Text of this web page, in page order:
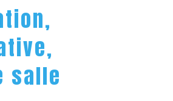
salle